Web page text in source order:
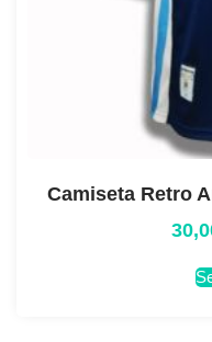
Camiseta Retro